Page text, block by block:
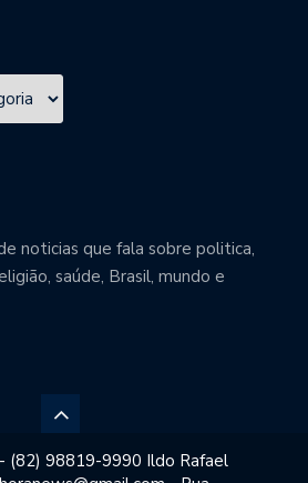
noticias que fala sobre politica,
saúde, Brasil, mundo e
(82) 98819-9990 Ildo Rafael